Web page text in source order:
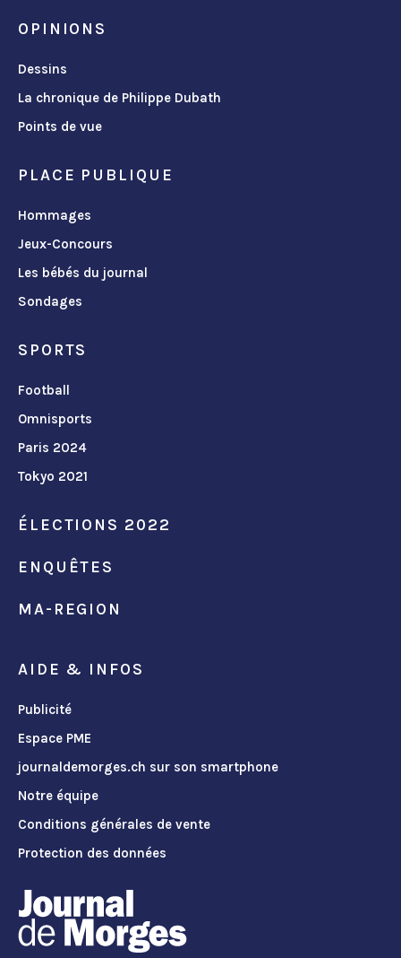
OPINIONS
Dessins
La chronique de Philippe Dubath
Points de vue
PLACE PUBLIQUE
Hommages
Jeux-Concours
Les bébés du journal
Sondages
SPORTS
Football
Omnisports
Paris 2024
Tokyo 2021
ÉLECTIONS 2022
ENQUÊTES
MA-REGION
AIDE & INFOS
Publicité
Espace PME
journaldemorges.ch sur son smartphone
Notre équipe
Conditions générales de vente
Protection des données